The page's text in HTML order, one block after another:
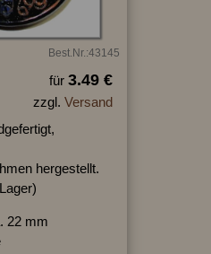
Best.Nr.:43145
für 3.49 €
zzgl. Versand
hergestellt.
22 mm